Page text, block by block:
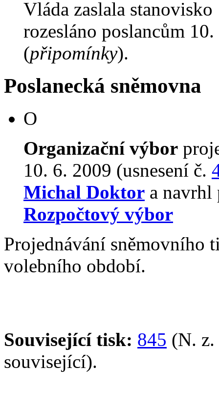
Vláda zaslala
rozesláno poslancům
(připomínky).
Poslanecká sněmovna
O
Organizační výbor
10. 6. 2009 (usnesení č.
Michal Doktor a navrhl
Rozpočtový výbor
Projednávání sněmovního
volebního období.
Související tisk: 845 (N. z.
související).